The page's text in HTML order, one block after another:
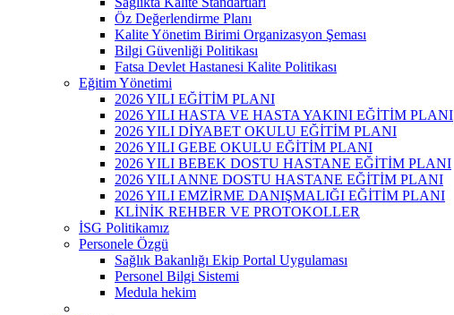
Öz Değerlendirme Planı
Kalite Yönetim Birimi Organizasyon Şeması
Bilgi Güvenliği Politikası
Fatsa Devlet Hastanesi Kalite Politikası
Eğitim Yönetimi
2026 YILI EĞİTİM PLANI
2026 YILI HASTA VE HASTA YAKINI EĞİTİM PLANI
2026 YILI DİYABET OKULU EĞİTİM PLANI
2026 YILI GEBE OKULU EĞİTİM PLANI
2026 YILI BEBEK DOSTU HASTANE EĞİTİM PLANI
2026 YILI ANNE DOSTU HASTANE EĞİTİM PLANI
2026 YILI EMZİRME DANIŞMALIĞI EĞİTİM PLANI
KLİNİK REHBER VE PROTOKOLLER
İSG Politikamız
Personele Özgü
Sağlık Bakanlığı Ekip Portal Uygulaması
Personel Bilgi Sistemi
Medula hekim